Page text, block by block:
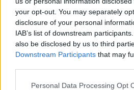
your opt-out. You may separately
disclosure of your personal
IAB’s list of downstream
also be disclosed by us to third
Downstream Participants that may
Personal Data Processing Opt
pewnego dnia będą musieli
podróż, a zostawienie go
głodową było nieludzkie.